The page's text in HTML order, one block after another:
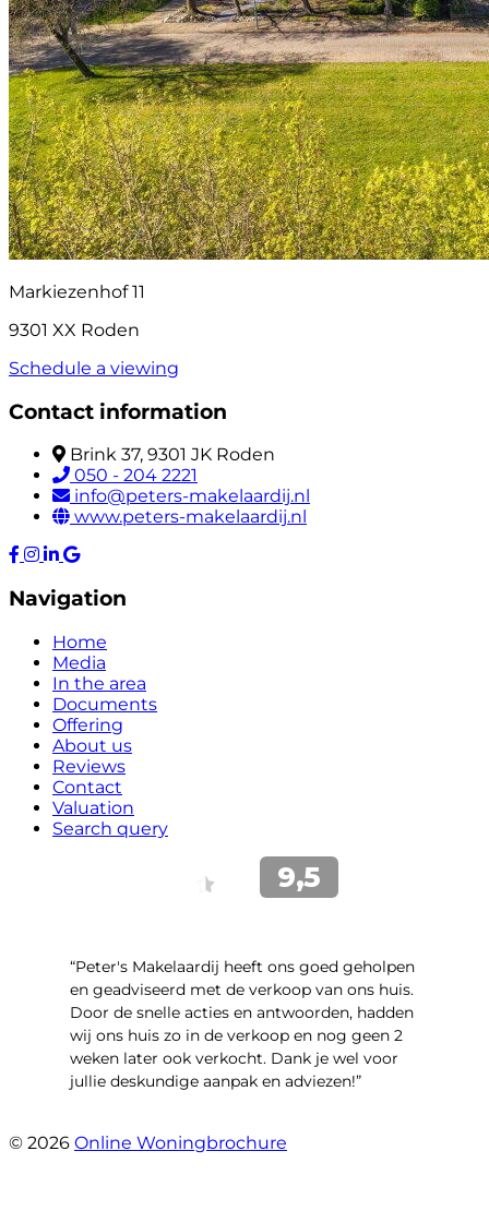
Markiezenhof 11
9301 XX Roden
Schedule a viewing
Contact information
Brink 37, 9301 JK Roden
050 - 204 2221
info@peters-makelaardij.nl
www.peters-makelaardij.nl
Navigation
Home
Media
In the area
Documents
Offering
About us
Reviews
Contact
Valuation
Search query
“Peter's Makelaardij heeft ons goed geholpen
en geadviseerd met de verkoop van ons huis.
Door de snelle acties en antwoorden, hadden
wij ons huis zo in de verkoop en nog geen 2
weken later ook verkocht. Dank je wel voor
jullie deskundige aanpak en adviezen!”
© 2026 Online Woningbrochure